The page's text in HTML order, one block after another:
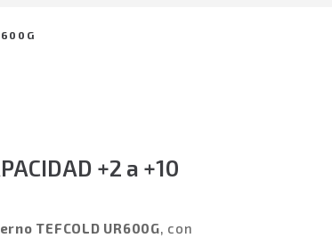
+2 a +10
TEFCOLD UR600G, con